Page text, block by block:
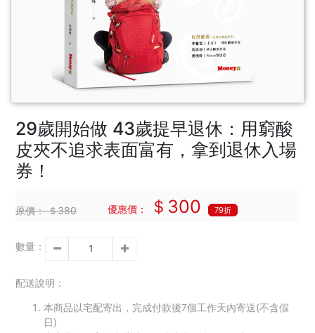
29歲開始做 43歲提早退休：用窮酸
皮夾不追求表面富有，拿到退休入場
券！
原價：＄380 優惠價： ＄300 79折
數量：
配送說明：
本商品以宅配寄出，完成付款後7個工作天內寄送(不含假
日)